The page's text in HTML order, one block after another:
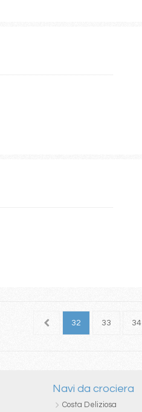
31 32 33 34
Navi da crociera
Costa Deliziosa